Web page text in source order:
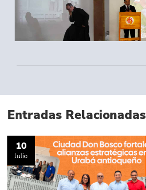
Entradas Relacionadas
10
Julio